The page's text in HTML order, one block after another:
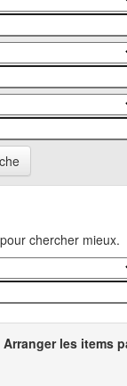
chercher mieux.
Arranger les items